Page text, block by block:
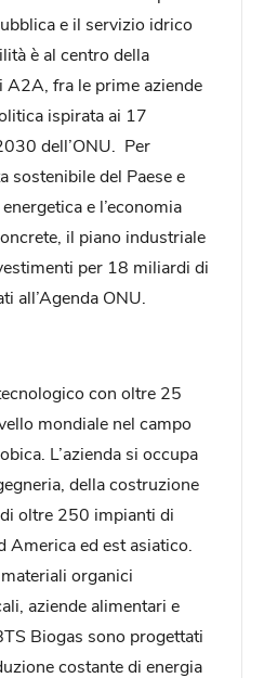
e il servizio idrico
è al centro della
A2A, fra le prime aziende
ispirata ai 17
dell’ONU. Per
sostenibile del Paese e
e l’economia
il piano industriale
per 18 miliardi di
all’Agenda ONU.
con oltre 25
mondiale nel campo
L’azienda si occupa
della costruzione
oltre 250 impianti di
America ed est asiatico.
organici
aziende alimentari e
Biogas sono progettati
costante di energia